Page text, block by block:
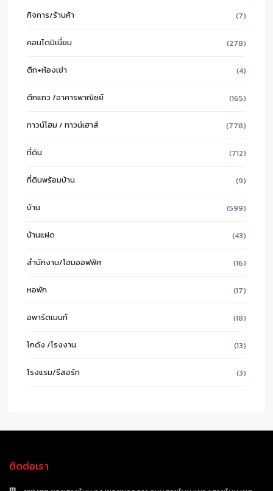
กิจการ/ร้านค้า (7)
คอนโดมิเนี่ยม (278)
ตึก+ห้องเช่า (4)
ตึกแถว /อาคารพาณิชย์ (165)
ทาวน์โฮม / ทาวน์เฮาส์ (778)
ที่ดิน (712)
ที่ดินพร้อมบ้าน (9)
บ้าน (599)
บ้านแฝด (43)
สำนักงาน/โฮมออฟฟิศ (16)
หอพัก (17)
อพาร์ตเมนท์ (18)
โกดัง /โรงงาน (13)
โรงแรม/รีสอร์ท (3)
ติดต่อเรา